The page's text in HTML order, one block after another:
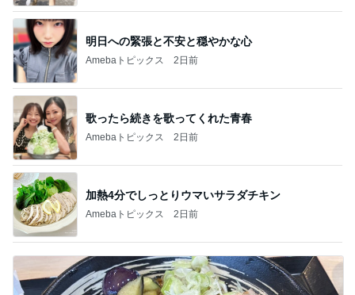
明日への緊張と不安と穏やかな心
Amebaトピックス 2日前
歌ったら続きを歌ってくれた青春
Amebaトピックス 2日前
加熱4分でしっとりウマいサラダチキン
Amebaトピックス 2日前